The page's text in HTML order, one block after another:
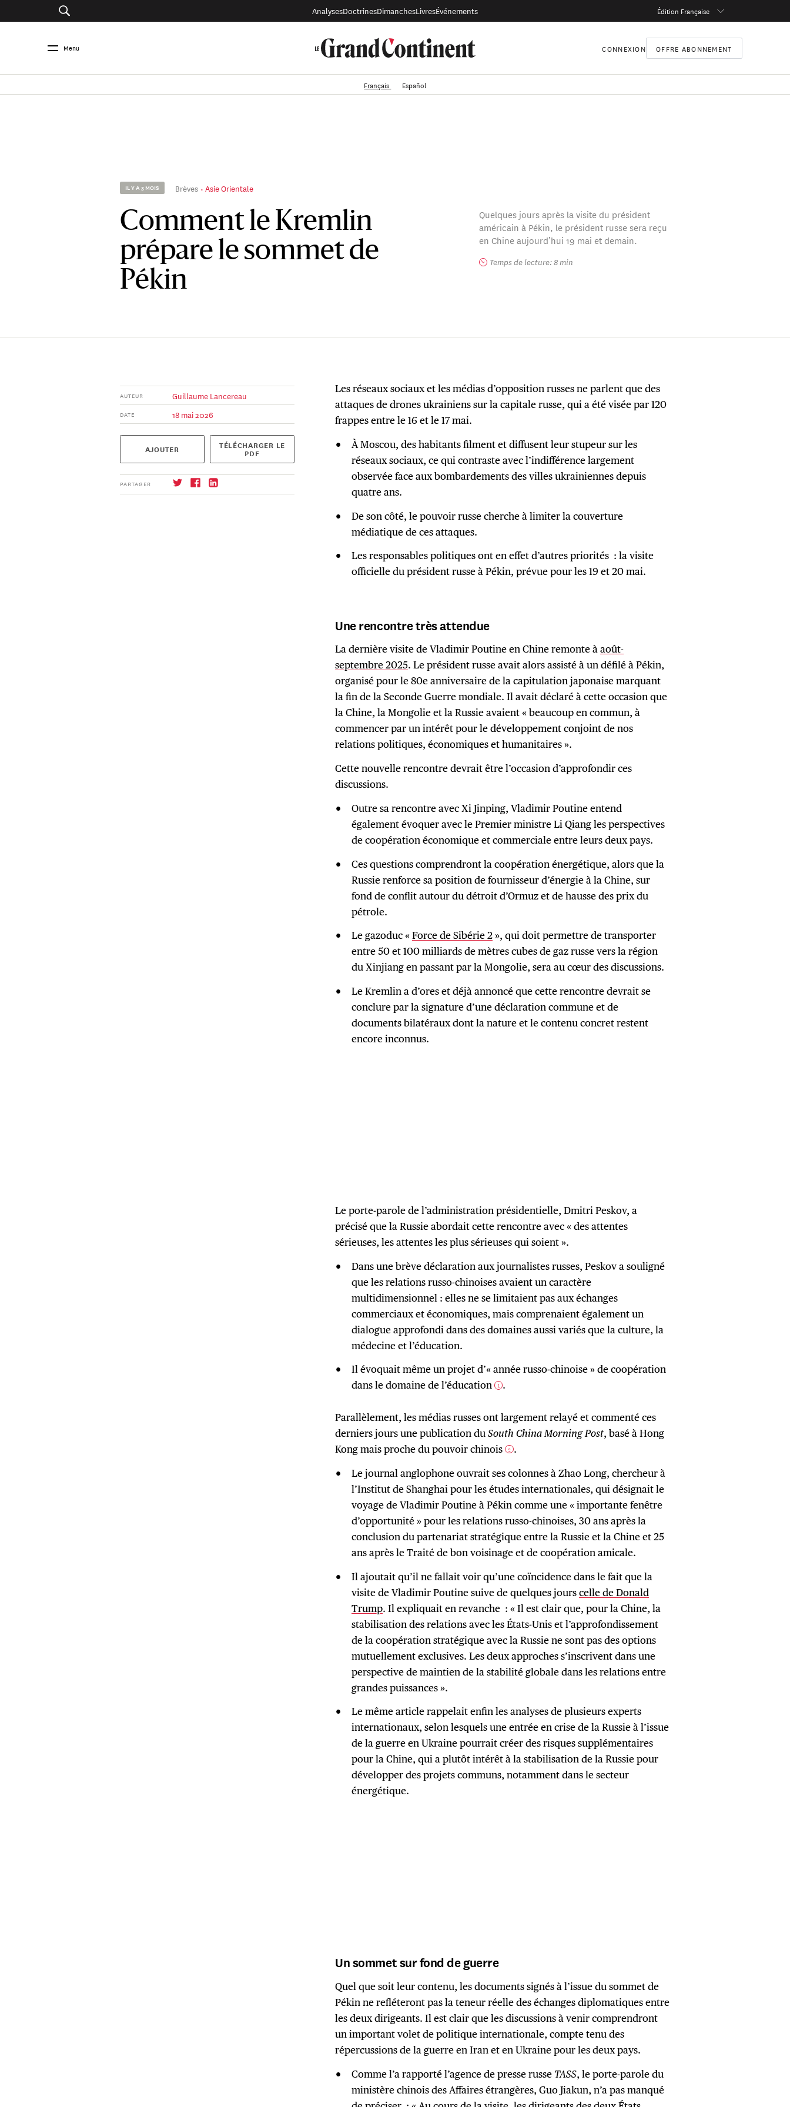
AnalysesDoctrinesDimanchesLivresÉvénements Édition Française
Menu CONNEXION OFFRE ABONNEMENT
Français Español
IL Y A 3 MOIS Brèves Asie Orientale
Comment le Kremlin
prépare le sommet de
Pékin
Quelques jours après la visite du président
américain à Pékin, le président russe sera reçu
en Chine aujourd’hui 19 mai et demain.
Temps de lecture: 8 min
AUTEUR Guillaume Lancereau
DATE 18 mai 2026
AJOUTER TÉLÉCHARGER LE
PDF
PARTAGER
Les réseaux sociaux et les médias d’opposition russes ne parlent que des
attaques de drones ukrainiens sur la capitale russe, qui a été visée par 120
frappes entre le 16 et le 17 mai.
À Moscou, des habitants filment et diffusent leur stupeur sur les
réseaux sociaux, ce qui contraste avec l’indifférence largement
observée face aux bombardements des villes ukrainiennes depuis
quatre ans.
De son côté, le pouvoir russe cherche à limiter la couverture
médiatique de ces attaques.
Les responsables politiques ont en effet d’autres priorités : la visite
officielle du président russe à Pékin, prévue pour les 19 et 20 mai.
Une rencontre très attendue
La dernière visite de Vladimir Poutine en Chine remonte àaoût-
septembre 2025. Le président russe avait alors assisté à un défilé à Pékin,
organisé pour le 80e anniversaire de la capitulation japonaise marquant
la fin de la Seconde Guerre mondiale. Il avait déclaré à cette occasion que
la Chine, la Mongolie et la Russie avaient « beaucoup en commun, à
commencer par un intérêt pour le développement conjoint de nos
relations politiques, économiques et humanitaires ».
Cette nouvelle rencontre devrait être l’occasion d’approfondir ces
discussions.
Outre sa rencontre avec Xi Jinping, Vladimir Poutine entend
également évoquer avec le Premier ministre Li Qiang les perspectives
de coopération économique et commerciale entre leurs deux pays.
Ces questions comprendront la coopération énergétique, alors que la
Russie renforce sa position de fournisseur d’énergie à la Chine, sur
fond de conflit autour du détroit d’Ormuz et de hausse des prix du
pétrole.
Le gazoduc «Force de Sibérie 2», qui doit permettre de transporter
entre 50 et 100 milliards de mètres cubes de gaz russe vers la région
du Xinjiang en passant par la Mongolie, sera au cœur des discussions.
Le Kremlin a d’ores et déjà annoncé que cette rencontre devrait se
conclure par la signature d’une déclaration commune et de
documents bilatéraux dont la nature et le contenu concret restent
encore inconnus.
Le porte-parole de l’administration présidentielle, Dmitri Peskov, a
précisé que la Russie abordait cette rencontre avec « des attentes
sérieuses, les attentes les plus sérieuses qui soient ».
Dans une brève déclaration aux journalistes russes, Peskov a souligné
que les relations russo-chinoises avaient un caractère
multidimensionnel : elles ne se limitaient pas aux échanges
commerciaux et économiques, mais comprenaient également un
dialogue approfondi dans des domaines aussi variés que la culture, la
médecine et l’éducation.
Il évoquait même un projet d’« année russo-chinoise » de coopération
dans le domaine de l’éducation 1 .
Parallèlement, les médias russes ont largement relayé et commenté ces
derniers jours une publication duSouth China Morning Post, basé à Hong
Kong mais proche du pouvoir chinois 2 .
Le journal anglophone ouvrait ses colonnes à Zhao Long, chercheur à
l’Institut de Shanghai pour les études internationales, qui désignait le
voyage de Vladimir Poutine à Pékin comme une « importante fenêtre
d’opportunité » pour les relations russo-chinoises, 30 ans après la
conclusion du partenariat stratégique entre la Russie et la Chine et 25
ans après le Traité de bon voisinage et de coopération amicale.
Il ajoutait qu’il ne fallait voir qu’une coïncidence dans le fait que la
visite de Vladimir Poutine suive de quelques jourscelle de Donald
Trump. Il expliquait en revanche : « Il est clair que, pour la Chine, la
stabilisation des relations avec les États-Unis et l’approfondissement
de la coopération stratégique avec la Russie ne sont pas des options
mutuellement exclusives. Les deux approches s’inscrivent dans une
perspective de maintien de la stabilité globale dans les relations entre
grandes puissances ».
Le même article rappelait enfin les analyses de plusieurs experts
internationaux, selon lesquels une entrée en crise de la Russie à l’issue
de la guerre en Ukraine pourrait créer des risques supplémentaires
pour la Chine, qui a plutôt intérêt à la stabilisation de la Russie pour
développer des projets communs, notamment dans le secteur
énergétique.
Un sommet sur fond de guerre
Quel que soit leur contenu, les documents signés à l’issue du sommet de
Pékin ne refléteront pas la teneur réelle des échanges diplomatiques entre
les deux dirigeants. Il est clair que les discussions à venir comprendront
un important volet de politique internationale, compte tenu des
répercussions de la guerre en Iran et en Ukraine pour les deux pays.
Comme l’a rapporté l’agence de presse russe TASS, le porte-parole du
ministère chinois des Affaires étrangères, Guo Jiakun, n’a pas manqué